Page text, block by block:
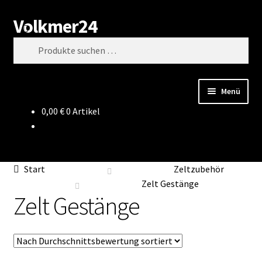
Zur
Navigation
springen
Zum
Inhalt
springen
Volkmer24
Suchen
Menü
Datenschutz
Impressum
0,00 €0 Artikel
Start
Zeltzubehör
Zelt Gestänge
Zelt Gestänge